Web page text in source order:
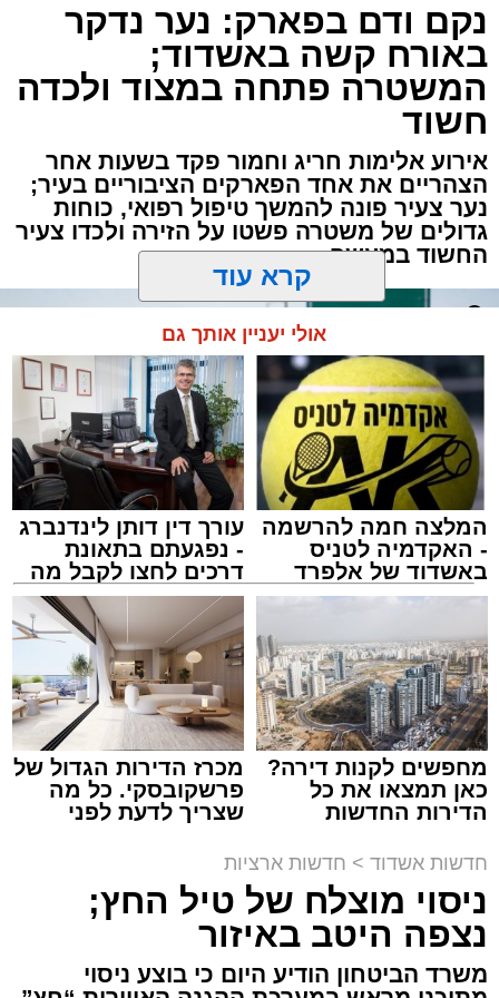
נקם ודם בפארק: נער נדקר
באורח קשה באשדוד;
המשטרה פתחה במצוד ולכדה
חשוד
אירוע אלימות חריג וחמור פקד בשעות אחר
הצהריים את אחד הפארקים הציבוריים בעיר;
נער צעיר פונה להמשך טיפול רפואי, כוחות
גדולים של משטרה פשטו על הזירה ולכדו צעיר
החשוד במעשה
אילוסטרציה מעצר חשוד
מערכת האתר / 00:13 06.08.26
תגים:משטרה, מעצר, אלימות, אשדוד
דרמה קשה ברחובות אשדוד: אירוע אלימות חמור
התרחש בשעות אחר הצהריים (רביעי) באחד
קרא עוד
אולי יעניין אותך גם
המלצה חמה להרשמה
- האקדמיה לטניס
באשדוד של אלפרד
קריאולנסקי - לילדים
עורך דין דותן לינדנברג
- נפגעתם בתאונת
דרכים לחצו לקבל מה
שמגיע לכם
מחפשים לקנות דירה?
כאן תמצאו את כל
הדירות החדשות
מכרז הדירות הגדול של
פרשקובסקי. כל מה
שצריך לדעת לפני
באשדוד
חדשות אשדוד > חדשות ארציות
ניסוי מוצלח של טיל החץ;
נצפה היטב באיזור
משרד הביטחון הודיע היום כי בוצע ניסוי